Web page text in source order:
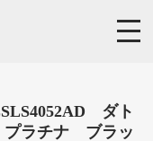
ダト
ラチナ ブラッ